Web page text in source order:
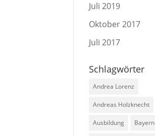
Juli 2019
Oktober 2017
Juli 2017
Schlagwörter
Andrea Lorenz
Andreas Holzknecht
Ausbildung Bayern